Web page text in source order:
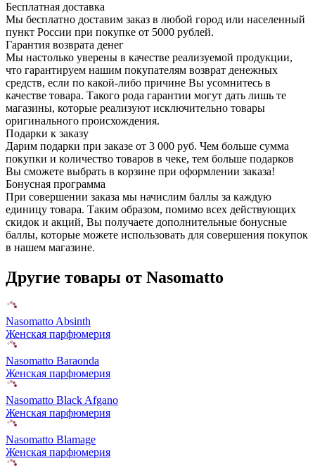
Бесплатная доставка
Мы бесплатно доставим заказ в любой город или населенный
пункт России при покупке от 5000 рублей.
Гарантия возврата денег
Мы настолько уверены в качестве реализуемой продукции,
что гарантируем нашим покупателям возврат денежных
средств, если по какой-либо причине Вы усомнитесь в
качестве товара. Такого рода гарантии могут дать лишь те
магазины, которые реализуют исключительно товары
оригинального происхождения.
Подарки к заказу
Дарим подарки при заказе от 3 000 руб. Чем больше сумма
покупки и количество товаров в чеке, тем больше подарков
Вы сможете выбрать в корзине при оформлении заказа!
Бонусная программа
При совершении заказа мы начислим баллы за каждую
единицу товара. Таким образом, помимо всех действующих
скидок и акций, Вы получаете дополнительные бонусные
баллы, которые можете использовать для совершения покупок
в нашем магазине.
Другие товары от Nasomatto
Nasomatto Absinth
Женская парфюмерия
Nasomatto Baraonda
Женская парфюмерия
Nasomatto Black Afgano
Женская парфюмерия
Nasomatto Blamage
Женская парфюмерия